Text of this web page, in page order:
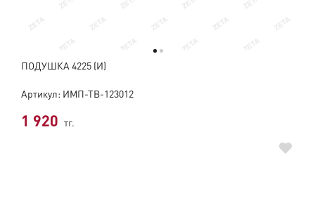
ПОДУШКА 4225 (И)
Артикул: ИМП-ТВ-123012
1 920 тг.